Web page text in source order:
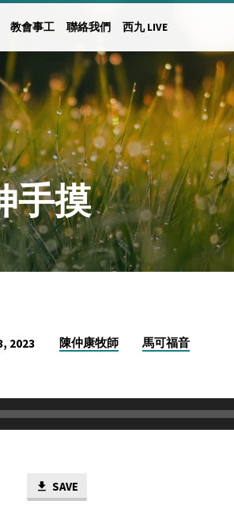
教會事工 聯絡我們 西九 LIVE
手摸
2023 陳仲康牧師 馬可福音
SAVE